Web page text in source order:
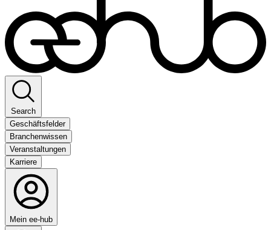
Search
Geschäftsfelder
Branchenwissen
Veranstaltungen
Karriere
Mein ee-hub